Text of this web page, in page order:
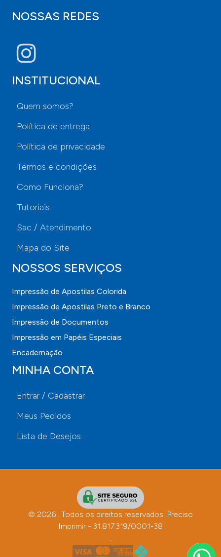
NOSSAS REDES
INSTITUCIONAL
Quem somos?
Política de entrega
Política de privacidade
Termos e condições
Como Funciona?
Tutoriais
Sac / Atendimento
Mapa do Site
NOSSOS SERVIÇOS
Impressão de Apostilas Colorida
Impressão de Apostilas Preto e Branco
Impressão de Documentos
Impressão em Papéis Especiais
Encadernação
MINHA CONTA
Entrar / Cadastrar
Meus Pedidos
Lista de Desejos
© 2026 . Todos os direitos reservados. Preciso
Imprimir - 31.817.319/0001-38
.